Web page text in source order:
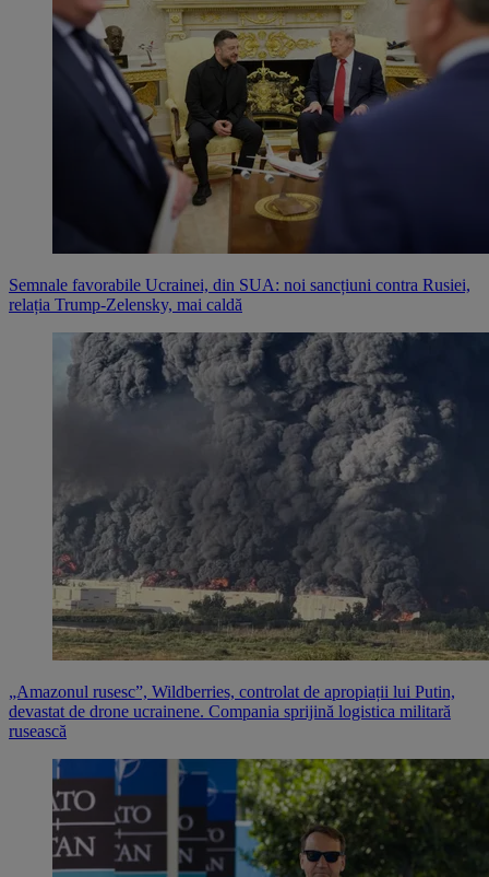
Semnale favorabile Ucrainei, din SUA: noi sancțiuni contra Rusiei,
relația Trump-Zelensky, mai caldă
„Amazonul rusesc”, Wildberries, controlat de apropiații lui Putin,
devastat de drone ucrainene. Compania sprijină logistica militară
rusească